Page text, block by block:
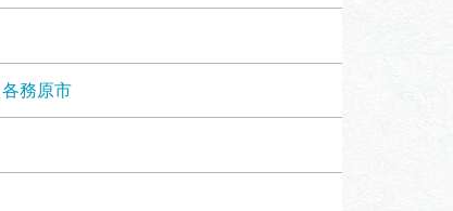
キャン
イド
各務原市